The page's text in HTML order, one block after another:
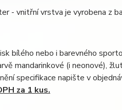
- vnitřní vrstva je vyrobena z
bílého nebo i barevného
mandarinkové (i neonové),
specifikace napište v
za 1 kus.